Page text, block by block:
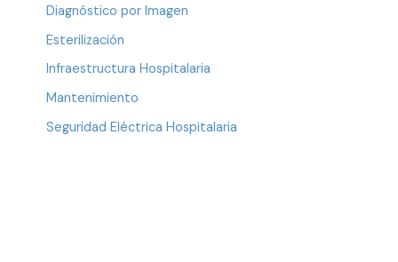
Diagnóstico por Imagen
Esterilización
Infraestructura Hospitalaria
Mantenimiento
Seguridad Eléctrica Hospitalaria